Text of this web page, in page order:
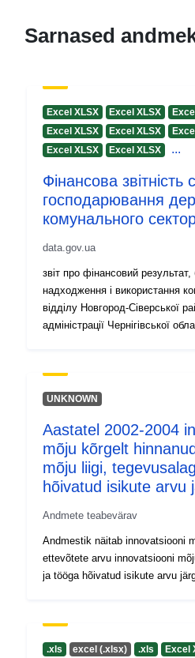
Kataloogi kirje:
29
Identifikaatorid:
uriRef:
http://
5edd-
Versiooni teave:
Sarnased
Excel XLSX Excel XLSX
Excel XLSX
Excel XLSX
Excel XLSX
Excel XLSX ...
Фінансова звітність
господарювання
комунального
data.gov.ua
звіт про фінансовий
надходження і використання
відділу Новгород-Сіверської
адміністрації Чернігівської
UNKNOWN
Aastatel 2002-2004
mõju kõrgelt
mõju liigi,
hõivatud isikute arvu
Andmete teabevärav
Andmestik näitab innovatsiooni
ettevõtete arvu innovatsiooni
ja tööga hõivatud isikute arvu
.xls excel (.xlsx) .xls Excel